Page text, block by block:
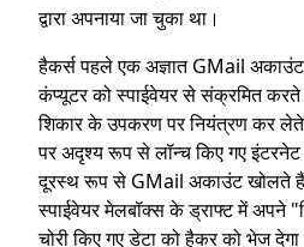
द्वारा अपनाया जा चुका था।
हैकर्स पहले एक अज्ञात GMail
कंप्यूटर को स्पाईवेयर से संक्रमित
शिकार के उपकरण पर नियंत्रण कर
पर अदृश्य रूप से लॉन्च किए गए इंटरनेट
दूरस्थ रूप से GMail अकाउंट खोलते
स्पाईवेयर मेलबॉक्स के ड्राफ्ट में अपने
चोरी किए गए डेटा को हैकर को भेज